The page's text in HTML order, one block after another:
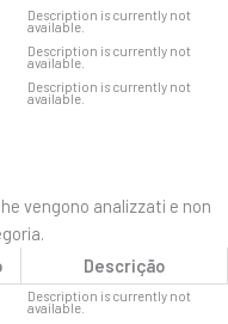
Description is currently not
available.
Description is currently not
available.
Description is currently not
available.
vengono analizzati e non
Descrição
Description is currently not
available.